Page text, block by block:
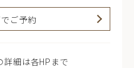
ご予約
詳細は各HPまで